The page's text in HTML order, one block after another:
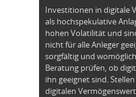
Investitionen in digitale
als hochspekulative
hohen Volatilität und
nicht für alle Anleger
sorgfältig und
Beratung prüfen, ob
ihn geeignet sind.
digitalen